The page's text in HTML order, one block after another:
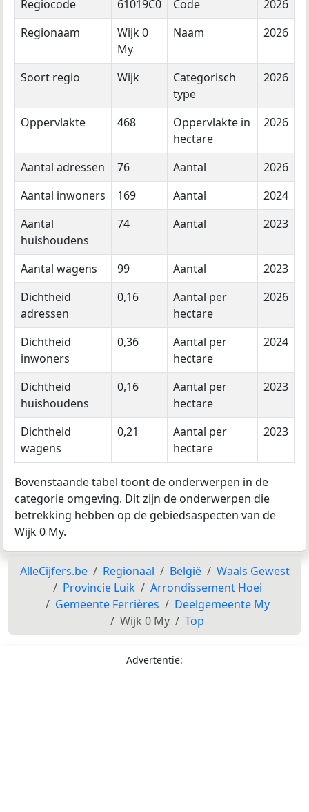
Regiocode 61019C0 Code
2026
Regionaam
Wijk 0
My
Naam 2026
Soort regio Wijk
Categorisch
type
2026
Oppervlakte 468
Oppervlakte in
hectare
2026
Aantal adressen 76 Aantal
2026
Aantal inwoners
169 Aantal
2024
Aantal
huishoudens
74 Aantal 2023
Aantal wagens 99 Aantal
2023
Dichtheid
adressen
0,16
Aantal per
hectare
2026
Dichtheid
inwoners
0,36
Aantal per
hectare
2024
Dichtheid
huishoudens
0,16
Aantal per
hectare
2023
Dichtheid
wagens
0,21
Aantal per
hectare
2023
Bovenstaande tabel toont de onderwerpen in de
categorie omgeving. Dit zijn de onderwerpen die
betrekking hebben op de gebiedsaspecten van de
Wijk 0 My.
AlleCijfers.be Regionaal België
Waals Gewest
Provincie Luik
Arrondissement Hoei
Gemeente Ferrières
Deelgemeente My
Wijk 0 My
Top
Advertentie: